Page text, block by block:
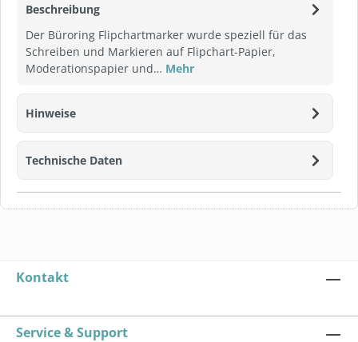
Beschreibung
Der Büroring Flipchartmarker wurde speziell für das
Schreiben und Markieren auf Flipchart-Papier,
Moderationspapier und… Mehr
Hinweise
Technische Daten
Kontakt
Service & Support